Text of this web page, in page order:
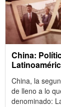
China:
China, la
de lleno a lo
denominado: